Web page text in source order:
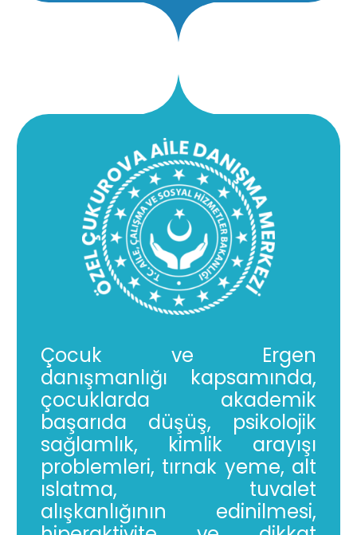
Çocuk ve Ergen
danışmanlığı kapsamında,
çocuklarda akademik
başarıda düşüş, psikolojik
sağlamlık, kimlik arayışı
problemleri, tırnak yeme, alt
ıslatma, tuvalet
alışkanlığının edinilmesi,